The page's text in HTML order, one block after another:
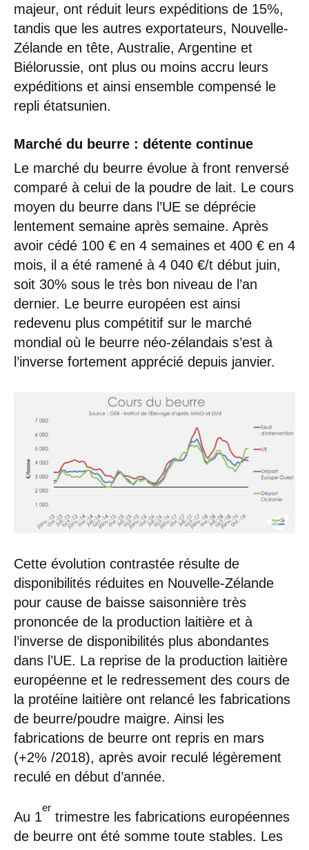
majeur, ont réduit leurs expéditions de 15%,
tandis que les autres exportateurs, Nouvelle-
Zélande en tête, Australie, Argentine et
Biélorussie, ont plus ou moins accru leurs
expéditions et ainsi ensemble compensé le
repli étatsunien.
Marché du beurre : détente continue
Le marché du beurre évolue à front renversé
comparé à celui de la poudre de lait. Le cours
moyen du beurre dans l’UE se déprécie
lentement semaine après semaine. Après
avoir cédé 100 € en 4 semaines et 400 € en 4
mois, il a été ramené à 4 040 €/t début juin,
soit 30% sous le très bon niveau de l’an
dernier. Le beurre européen est ainsi
redevenu plus compétitif sur le marché
mondial où le beurre néo-zélandais s’est à
l’inverse fortement apprécié depuis janvier.
Cette évolution contrastée résulte de
disponibilités réduites en Nouvelle-Zélande
pour cause de baisse saisonnière très
prononcée de la production laitière et à
l’inverse de disponibilités plus abondantes
dans l’UE. La reprise de la production laitière
européenne et le redressement des cours de
la protéine laitière ont relancé les fabrications
de beurre/poudre maigre. Ainsi les
fabrications de beurre ont repris en mars
(+2% /2018), après avoir reculé légèrement
reculé en début d’année.
Au 1
er
trimestre les fabrications européennes
de beurre ont été somme toute stables. Les